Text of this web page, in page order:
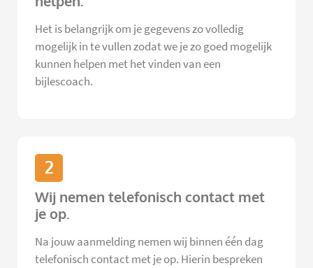
Het is belangrijk om je gegevens zo volledig
mogelijk in te vullen zodat we je zo goed mogelijk
kunnen helpen met het vinden van een
bijlescoach.
2
Wij nemen telefonisch contact met
je op.
Na jouw aanmelding nemen wij binnen één dag
telefonisch contact met je op. Hierin bespreken